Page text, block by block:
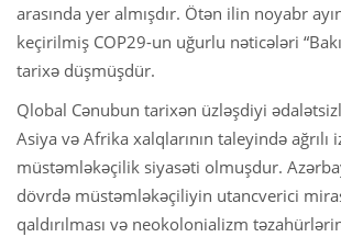
arasında yer almışdır. Ötən ilin noyabr
keçirilmiş COP29-un uğurlu nəticələri “Bakı
tarixə düşmüşdür.
Qlobal Cənubun tarixən üzləşdiyi
Asiya və Afrika xalqlarının taleyində ağrılı
müstəmləkəçilik siyasəti olmuşdur.
dövrdə müstəmləkəçiliyin utancverici
qaldırılması və neokolonializm